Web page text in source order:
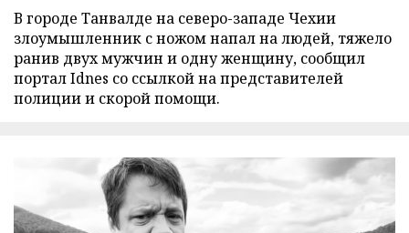
В городе Танвалде на северо-западе Чехии
злоумышленник с ножом напал на людей, тяжело
ранив двух мужчин и одну женщину, сообщил
портал Idnes со ссылкой на представителей
полиции и скорой помощи.